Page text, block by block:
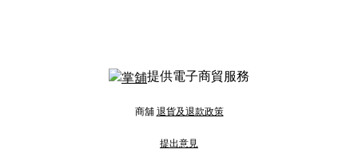
提供電子商貿服務
商舖 退貨及退款政策
提出意見